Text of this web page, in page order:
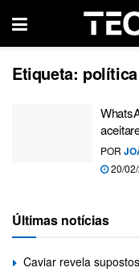
Etiqueta:
POR
20/02/
Últimas notícias
Caviar revela